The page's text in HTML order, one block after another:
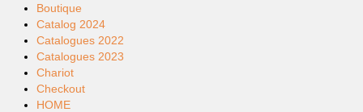
Boutique
Catalog 2024
Catalogues 2022
Catalogues 2023
Chariot
Checkout
HOME